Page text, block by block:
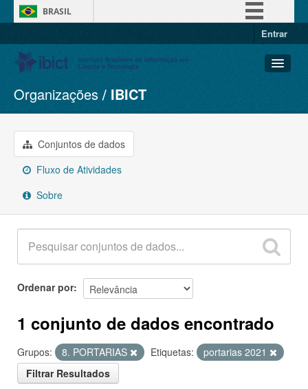
BRASIL
Entrar
Conjuntos de dados
Organizações
Grupos
Sobre
Organizações IBICT
Conjuntos de dados
Fluxo de Atividades
Sobre
Ordenar por
1 conjunto de dados encontrado
Grupos: 8. PORTARIAS Etiquetas:
portarias 2021
Filtrar Resultados